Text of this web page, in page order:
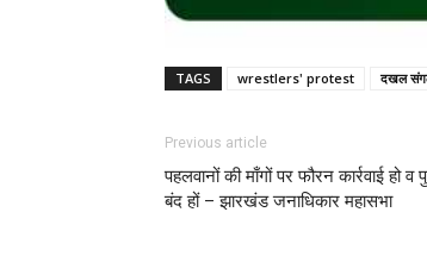
TAGS wrestlers' protest दखल
Previous article
पहलवानों की माँगों पर फौरन कार्रवाई हो व
बंद हों – झारखंड जनाधिकार महासभा